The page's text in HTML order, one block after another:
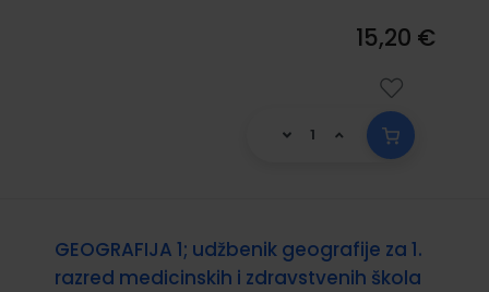
15,20 €
GEOGRAFIJA 1; udžbenik geografije za 1.
razred medicinskih i zdravstvenih škola